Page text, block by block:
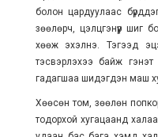
болон цардуулаас
зөөлөрч, цэлцгэнүүр шиг
хөөж эхэлнэ. Тэгээд
тэсвэрлэхээ байж
гадагшаа шидэгдэн маш
Хөөсөн том, зөөлөн
тодорхой хугацаанд